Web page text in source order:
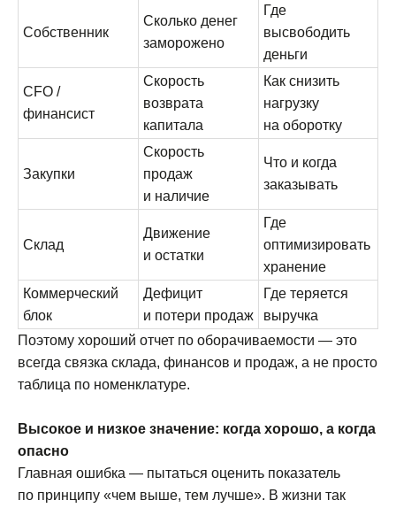
Собственник
Сколько денег
заморожено
Где
высвободить
деньги
CFO /
финансист
Скорость
возврата
капитала
Как снизить
нагрузку
на оборотку
Закупки
Скорость
продаж
и наличие
Что и когда
заказывать
Склад
Движение
и остатки
Где
оптимизировать
хранение
Коммерческий
блок
Дефицит
и потери продаж
Где теряется
выручка
Поэтому хороший отчет по оборачиваемости — это
всегда связка склада, финансов и продаж, а не просто
таблица по номенклатуре.
Высокое и низкое значение: когда хорошо, а когда
опасно
Главная ошибка — пытаться оценить показатель
по принципу «чем выше, тем лучше». В жизни так